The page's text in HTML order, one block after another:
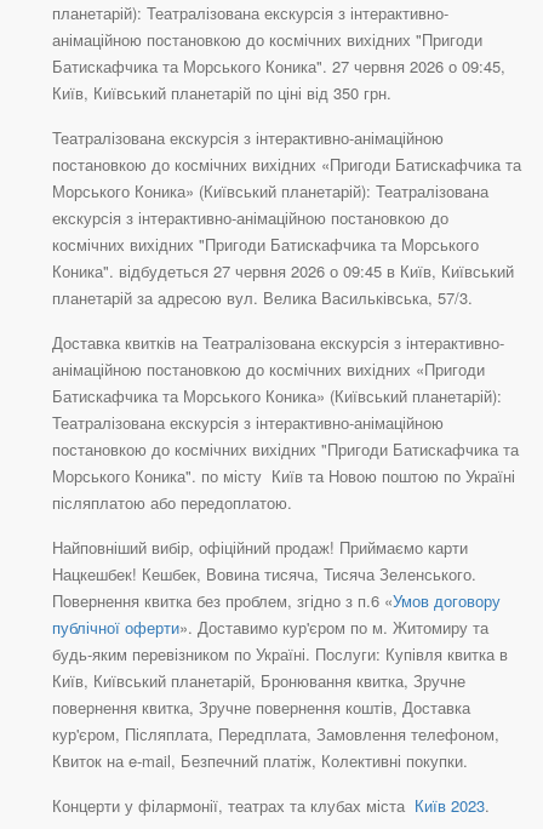
планетарій): Театралізована екскурсія з інтерактивно-
анімаційною постановкою до космічних вихідних "Пригоди
Батискафчика та Морського Коника". 27 червня 2026 о 09:45,
Київ, Київський планетарій по ціні від 350 грн.
Театралізована екскурсія з інтерактивно-анімаційною
постановкою до космічних вихідних «Пригоди Батискафчика та
Морського Коника» (Київський планетарій): Театралізована
екскурсія з інтерактивно-анімаційною постановкою до
космічних вихідних "Пригоди Батискафчика та Морського
Коника". відбудеться 27 червня 2026 о 09:45 в Київ, Київський
планетарій за адресою вул. Велика Васильківська, 57/3.
Доставка квитків на Театралізована екскурсія з інтерактивно-
анімаційною постановкою до космічних вихідних «Пригоди
Батискафчика та Морського Коника» (Київський планетарій):
Театралізована екскурсія з інтерактивно-анімаційною
постановкою до космічних вихідних "Пригоди Батискафчика та
Морського Коника". по місту Київ та Новою поштою по Україні
післяплатою або передоплатою.
Найповніший вибір, офіційний продаж! Приймаємо карти
Нацкешбек! Кешбек, Вовина тисяча, Тисяча Зеленського.
Повернення квитка без проблем, згідно з п.6 «Умов договору
публічної оферти». Доставимо кур'єром по м. Житомиру та
будь-яким перевізником по Україні. Послуги: Купівля квитка в
Київ, Київський планетарій, Бронювання квитка, Зручне
повернення квитка, Зручне повернення коштів, Доставка
кур'єром, Післяплата, Передплата, Замовлення телефоном,
Квиток на e-mail, Безпечний платіж, Колективні покупки.
Концерти у філармонії, театрах та клубах міста Київ 2023.